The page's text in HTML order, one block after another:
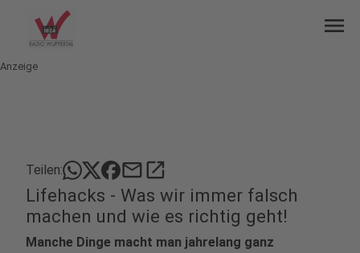
menu
Anzeige
Teilen: mailopen_in_new
Lifehacks - Was wir immer falsch
machen und wie es richtig geht!
Manche Dinge macht man jahrelang ganz